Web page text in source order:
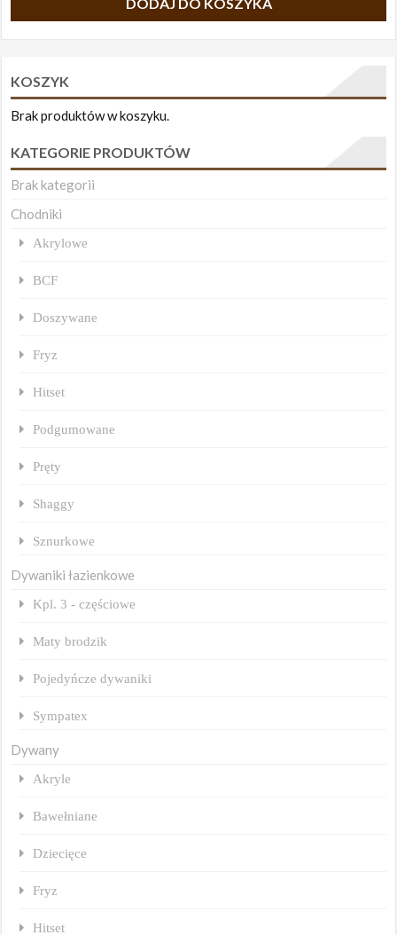
KOSZYK
Brak produktów w koszyku.
KATEGORIE PRODUKTÓW
Brak kategorii
Chodniki
Akrylowe
BCF
Doszywane
Fryz
Hitset
Podgumowane
Pręty
Shaggy
Sznurkowe
Dywaniki łazienkowe
Kpl. 3 - częściowe
Maty brodzik
Pojedyńcze dywaniki
Sympatex
Dywany
Akryle
Bawełniane
Dziecięce
Fryz
Hitset